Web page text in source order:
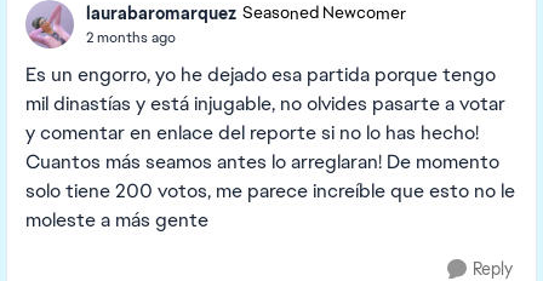
laurabaromarquez Seasoned Newcomer
2 months ago
Es un engorro, yo he dejado esa partida porque tengo
mil dinastías y está injugable, no olvides pasarte a votar
y comentar en enlace del reporte si no lo has hecho!
Cuantos más seamos antes lo arreglaran! De momento
solo tiene 200 votos, me parece increíble que esto no le
moleste a más gente
Reply